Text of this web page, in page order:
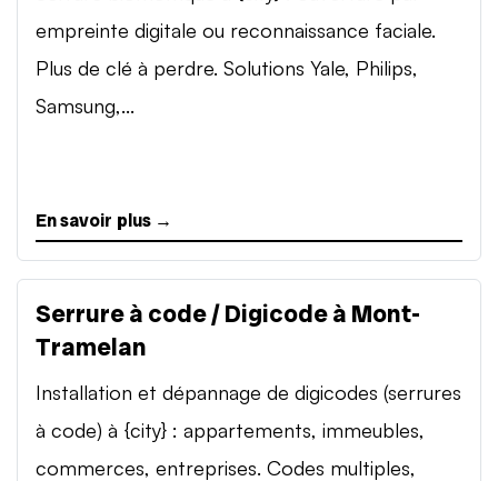
empreinte digitale ou reconnaissance faciale.
Plus de clé à perdre. Solutions Yale, Philips,
Samsung,...
En savoir plus →
Serrure à code / Digicode à Mont-
Tramelan
Installation et dépannage de digicodes (serrures
à code) à {city} : appartements, immeubles,
commerces, entreprises. Codes multiples,